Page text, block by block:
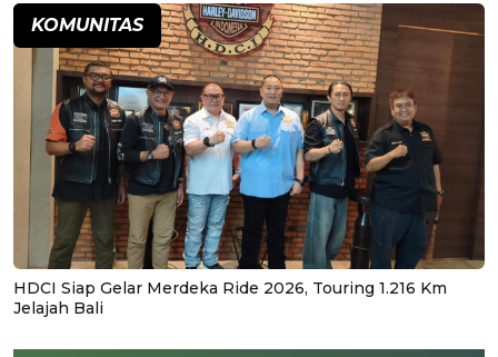
KOMUNITAS
HDCI Siap Gelar Merdeka Ride 2026, Touring 1.216 Km
Jelajah Bali